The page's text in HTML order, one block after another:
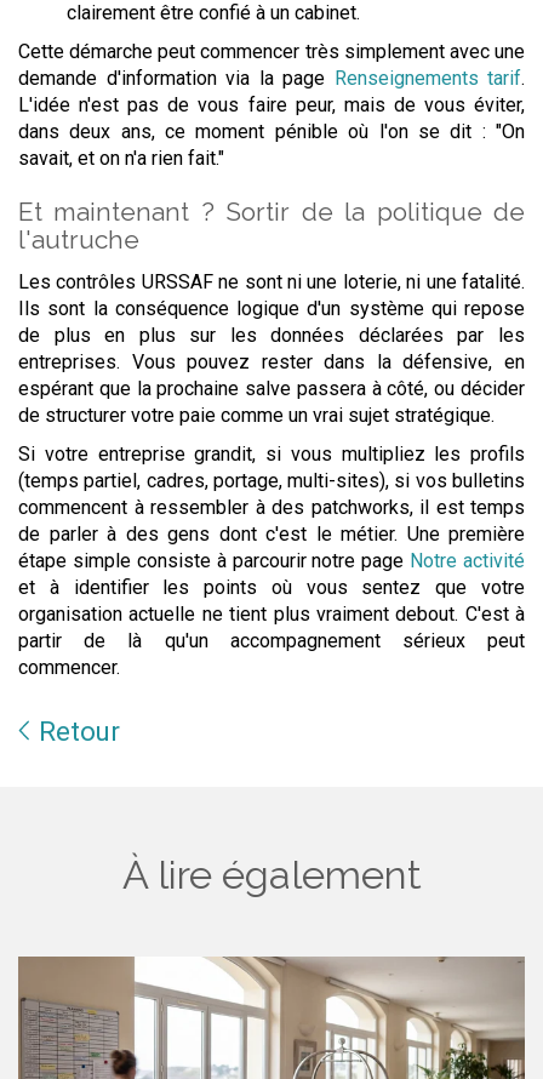
clairement être confié à un cabinet.
Cette démarche peut commencer très simplement avec une
demande d'information via la page Renseignements tarif.
L'idée n'est pas de vous faire peur, mais de vous éviter,
dans deux ans, ce moment pénible où l'on se dit : "On
savait, et on n'a rien fait."
Et maintenant ? Sortir de la politique de
l'autruche
Les contrôles URSSAF ne sont ni une loterie, ni une fatalité.
Ils sont la conséquence logique d'un système qui repose
de plus en plus sur les données déclarées par les
entreprises. Vous pouvez rester dans la défensive, en
espérant que la prochaine salve passera à côté, ou décider
de structurer votre paie comme un vrai sujet stratégique.
Si votre entreprise grandit, si vous multipliez les profils
(temps partiel, cadres, portage, multi-sites), si vos bulletins
commencent à ressembler à des patchworks, il est temps
de parler à des gens dont c'est le métier. Une première
étape simple consiste à parcourir notre page Notre activité
et à identifier les points où vous sentez que votre
organisation actuelle ne tient plus vraiment debout. C'est à
partir de là qu'un accompagnement sérieux peut
commencer.
Retour
À lire également